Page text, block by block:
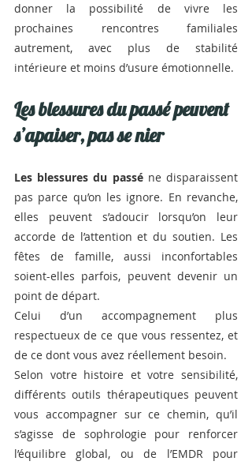
donner la possibilité de vivre les
prochaines rencontres familiales
autrement, avec plus de stabilité
intérieure et moins d’usure émotionnelle.
Les blessures du passé peuvent
s’apaiser, pas se nier
Les blessures du passé ne disparaissent
pas parce qu’on les ignore. En revanche,
elles peuvent s’adoucir lorsqu’on leur
accorde de l’attention et du soutien. Les
fêtes de famille, aussi inconfortables
soient-elles parfois, peuvent devenir un
point de départ.
Celui d’un accompagnement plus
respectueux de ce que vous ressentez, et
de ce dont vous avez réellement besoin.
Selon votre histoire et votre sensibilité,
différents outils thérapeutiques peuvent
vous accompagner sur ce chemin, qu’il
s’agisse de sophrologie pour renforcer
l’équilibre global, ou de l’EMDR pour